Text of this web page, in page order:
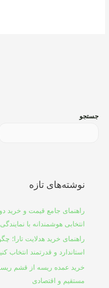
جستجو
نوشته‌های تازه
راهنمای جامع قیمت و خرید
انتخابی هوشمندانه با
راهنمای خرید هدلایت تارا؛
استاندارد و قدرتمند انتخاب
خرید عمده ریسه از قشم
مستقیم و اقتصادی